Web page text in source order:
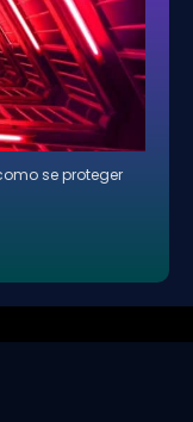
se proteger